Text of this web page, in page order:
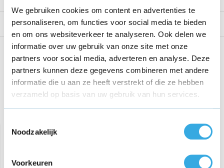
We gebruiken cookies om content en advertenties te
personaliseren, om functies voor social media te bieden
en om ons websiteverkeer te analyseren. Ook delen we
informatie over uw gebruik van onze site met onze
partners voor social media, adverteren en analyse. Deze
partners kunnen deze gegevens combineren met andere
informatie die u aan ze heeft verstrekt of die ze hebben
verzameld op basis van uw gebruik van hun services.
Noodzakelijk
Voorkeuren
Reviews
Share this product!